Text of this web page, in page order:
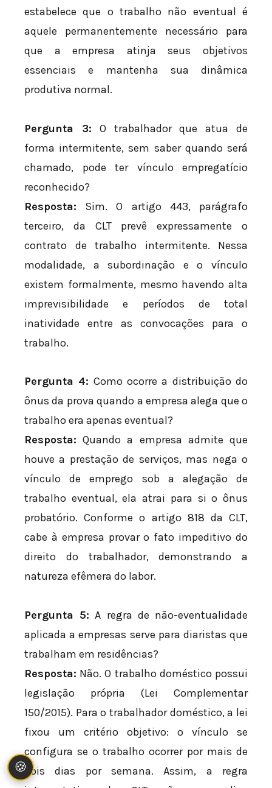
estabelece que o trabalho não eventual é
aquele permanentemente necessário para
que a empresa atinja seus objetivos
essenciais e mantenha sua dinâmica
produtiva normal.
Pergunta 3: O trabalhador que atua de
forma intermitente, sem saber quando será
chamado, pode ter vínculo empregatício
reconhecido?
Resposta: Sim. O artigo 443, parágrafo
terceiro, da CLT prevê expressamente o
contrato de trabalho intermitente. Nessa
modalidade, a subordinação e o vínculo
existem formalmente, mesmo havendo alta
imprevisibilidade e períodos de total
inatividade entre as convocações para o
trabalho.
Pergunta 4: Como ocorre a distribuição do
ônus da prova quando a empresa alega que o
trabalho era apenas eventual?
Resposta: Quando a empresa admite que
houve a prestação de serviços, mas nega o
vínculo de emprego sob a alegação de
trabalho eventual, ela atrai para si o ônus
probatório. Conforme o artigo 818 da CLT,
cabe à empresa provar o fato impeditivo do
direito do trabalhador, demonstrando a
natureza efêmera do labor.
Pergunta 5: A regra de não-eventualidade
aplicada a empresas serve para diaristas que
trabalham em residências?
Resposta: Não. O trabalho doméstico possui
legislação própria (Lei Complementar
150/2015). Para o trabalhador doméstico, a lei
fixou um critério objetivo: o vínculo se
configura se o trabalho ocorrer por mais de
dois dias por semana. Assim, a regra
🍪